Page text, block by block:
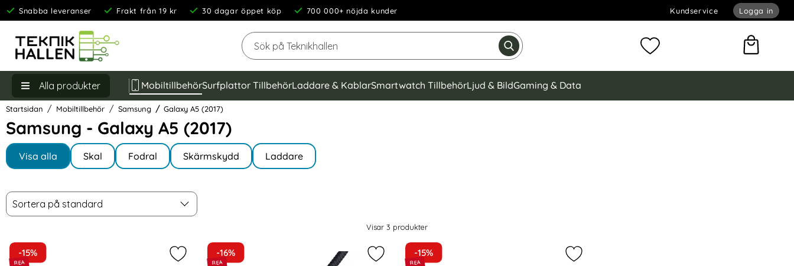
Snabba leveranser Frakt från 19 kr 30 dagar öppet köp 700 000+ nöjda kunder Kundservice Logga in
Sök
Genomför sökning Mina favoriter
Alla produkter MobiltillbehörSurfplattor TillbehörLaddare & KablarSmartwatch TillbehörLjud & BildGaming & Data
Startsidan Mobiltillbehör Samsung Galaxy A5 (2017)
Samsung - Galaxy A5 (2017)
Hoppa
produkter
Underkategorier
Visa alla
I Galaxy A5 (2017)
Skal Fodral Skärmskydd Laddare
Hoppa
över
Filtrera & sortera
Sortera
Sortera på standard
Visar 3 produkter
produktlista
-15%
Markera bASEUS 60W 2m Type-C PD Flätad Nylon Kabel - Svart/Röd som favorit
-16%
Markera mcdodo 100W 6A Super Charge Type-C 1.5m Nylon Kabel Svart som favorit
-15%
Markera mCDODO Snabbladdare 1.2m USB-C -